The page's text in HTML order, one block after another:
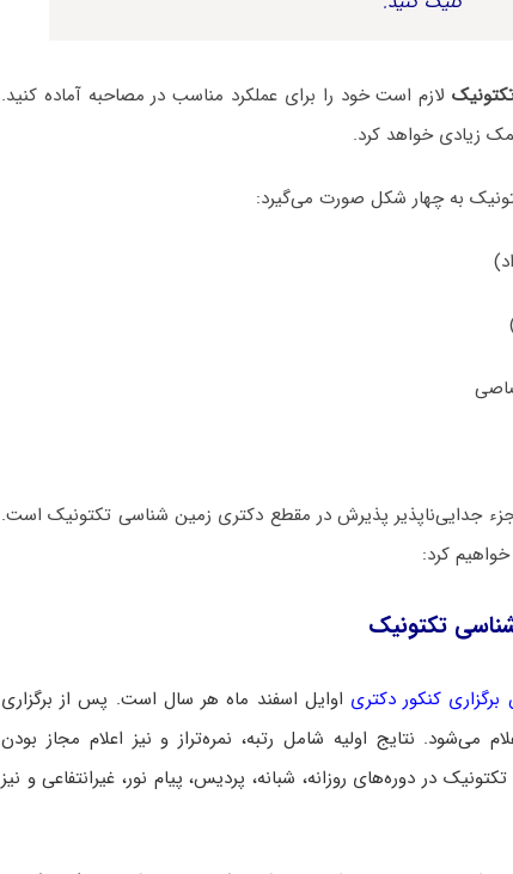
لازم است خود را برای عملکرد مناسب در مصاحبه آماده کنید.
زیادی خواهد کرد.
به چهار شکل صورت می‌گیرد:
جدایی‌ناپذیر پذیرش در مقطع دکتری زمین ‌شناسی تکتونیک است.
کرد:
تکتونیک
برگزاری کنکور دکتری اوایل اسفند ماه هر سال است. پس از برگزاری
می‌شود. نتایج اولیه شامل رتبه، نمره‌تراز و نیز اعلام مجاز بودن
در دوره‌های روزانه، شبانه، پردیس، پیام نور، غیرانتفاعی و نیز